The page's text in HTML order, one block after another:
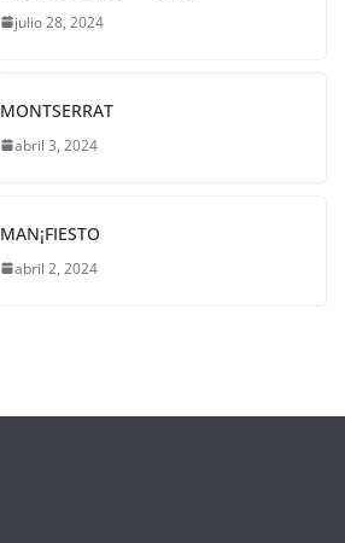
julio 28, 2024
MONTSERRAT
abril 3, 2024
MAN¡FIESTO
abril 2, 2024